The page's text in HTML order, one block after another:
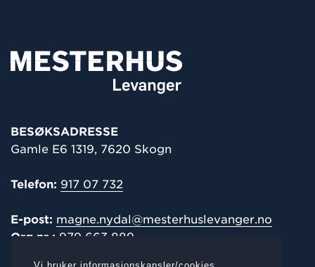
Vi bruker informasjonskapsler/cookies
BESØKSADRESSE
Gamle E6 1319, 7620 Skogn
Telefon: 917 07 732
E-post: magne.nydal@mesterhuslevanger.no
Org.nr.: 979 663 889